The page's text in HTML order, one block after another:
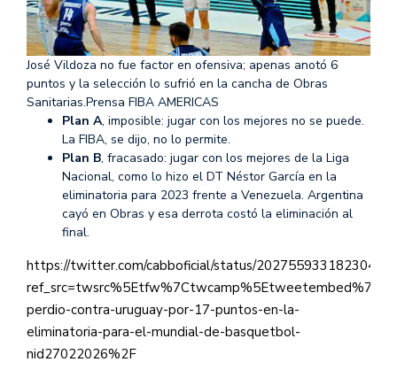
José Vildoza no fue factor en ofensiva; apenas anotó 6
puntos y la selección lo sufrió en la cancha de Obras
Sanitarias.Prensa FIBA AMERICAS
Plan A, imposible: jugar con los mejores no se puede.
La FIBA, se dijo, no lo permite.
Plan B, fracasado: jugar con los mejores de la Liga
Nacional, como lo hizo el DT Néstor García en la
eliminatoria para 2023 frente a Venezuela. Argentina
cayó en Obras y esa derrota costó la eliminación al
final.
https://twitter.com/cabboficial/status/
perdio-contra-uruguay-por-17-puntos-en-la-
eliminatoria-para-el-mundial-de-basquetbol-
nid27022026%2F